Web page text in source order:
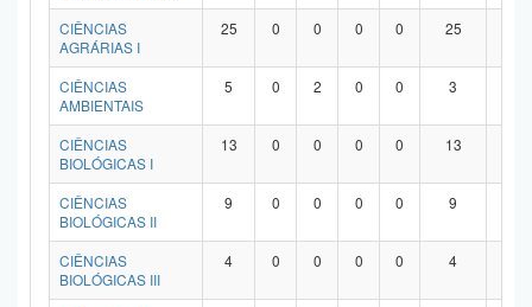
CIÊNCIAS
AGRÁRIAS I
25 0 0 0 0 25
CIÊNCIAS
AMBIENTAIS
5 0 2 0 0 3
CIÊNCIAS
BIOLÓGICAS I
13 0 0 0 0 13
CIÊNCIAS
BIOLÓGICAS II
9 0 0 0 0 9
CIÊNCIAS
BIOLÓGICAS III
4 0 0 0 0 4